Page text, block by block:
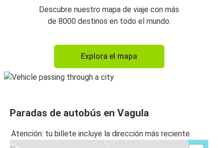
Descubre nuestro mapa de viaje con más
de 8000 destinos en todo el mundo.
Explora el mapa
Paradas de autobús en Vagula
Atención: tu billete incluye la dirección más reciente.